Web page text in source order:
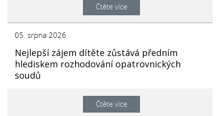
Čtěte více
05. srpna 2026
Nejlepší zájem dítěte zůstává předním
hlediskem rozhodování opatrovnických
soudů
Čtěte více